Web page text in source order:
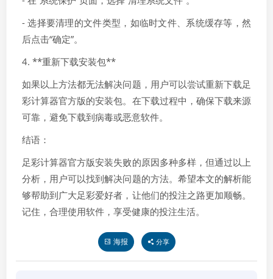
- 选择要清理的文件类型，如临时文件、系统缓存等，然
后点击“确定”。
4. **重新下载安装包**
如果以上方法都无法解决问题，用户可以尝试重新下载足
彩计算器官方版的安装包。在下载过程中，确保下载来源
可靠，避免下载到病毒或恶意软件。
结语：
足彩计算器官方版安装失败的原因多种多样，但通过以上
分析，用户可以找到解决问题的方法。希望本文的解析能
够帮助到广大足彩爱好者，让他们的投注之路更加顺畅。
记住，合理使用软件，享受健康的投注生活。
海报 分享